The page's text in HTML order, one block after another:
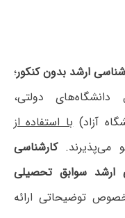
ارشد بدون کنکور؛
دولتی،
آزاد)با استفاده از
می‌پذیرند.کارشناسی
ارشد سوابق تحصیلی
توضیحاتی ارائه